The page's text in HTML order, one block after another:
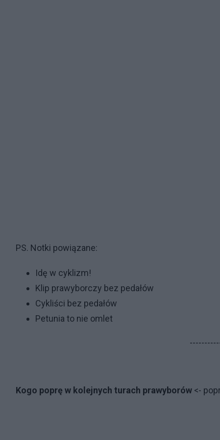
PS. Notki powiązane:
Idę w cyklizm!
Klip prawyborczy bez pedałów
Cykliści bez pedałów
Petunia to nie omlet
Kogo poprę w kolejnych turach prawyborów <-